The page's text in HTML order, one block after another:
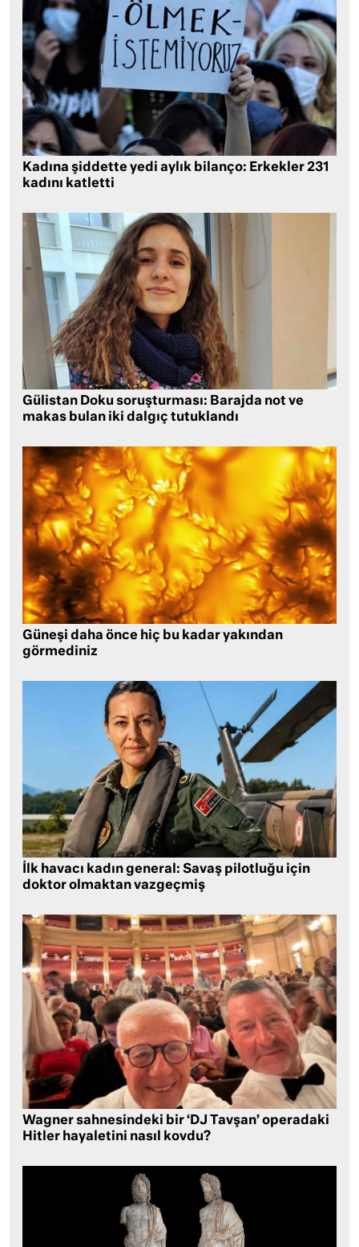
Kadına şiddette yedi aylık bilanço: Erkekler 231
kadını katletti
Gülistan Doku soruşturması: Barajda not ve
makas bulan iki dalgıç tutuklandı
Güneşi daha önce hiç bu kadar yakından
görmediniz
İlk havacı kadın general: Savaş pilotluğu için
doktor olmaktan vazgeçmiş
Wagner sahnesindeki bir ‘DJ Tavşan’ operadaki
Hitler hayaletini nasıl kovdu?